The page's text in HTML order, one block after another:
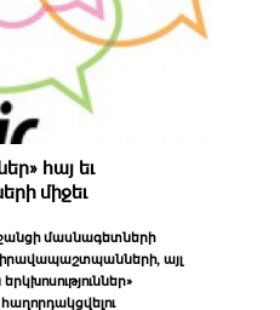
հայ եւ
միջեւ
մասնագետների
իրավապաշտպանների, այլ
հաղորդակցվելու